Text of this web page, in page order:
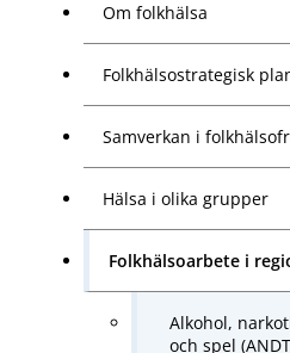
Om folkhälsa
Folkhälsostrategisk
Samverkan i
Hälsa i olika grupper
Folkhälsoarbete i
Alkohol,
och spel